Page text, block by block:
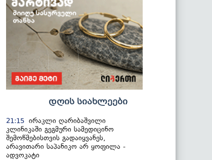
დღის სიახლეები
21:15 ირაკლი ღარიბაშვილი
კლინიკაში გეგმური სამედიცინო
შემოწმებისთვის გადაიყვანეს,
არავითარი საპანიკო არ ყოფილა -
ადვოკატი